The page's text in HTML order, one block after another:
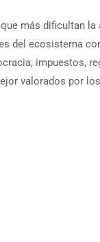
más dificultan
del ecosistema
impuestos,
valorados por